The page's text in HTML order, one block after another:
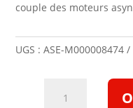
couple des moteurs
UGS :ASE-M000008474